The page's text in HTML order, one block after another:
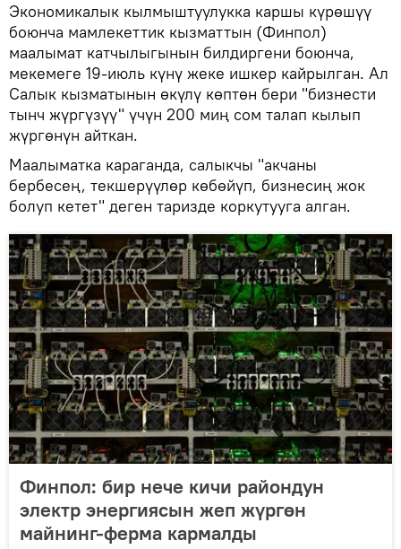
Экономикалык кылмыштуулукка каршы күрөшүү
боюнча мамлекеттик кызматтын (Финпол)
маалымат катчылыгынын билдиргени боюнча,
мекемеге 19-июль күнү жеке ишкер кайрылган. Ал
Салык кызматынын өкүлү көптөн бери "бизнести
тынч жүргүзүү" үчүн 200 миң сом талап кылып
жүргөнүн айткан.
Маалыматка караганда, салыкчы "акчаны
бербесең, текшерүүлөр көбөйүп, бизнесиң жок
болуп кетет" деген таризде коркутууга алган.
Финпол: бир нече кичи райондун
электр энергиясын жеп жүргөн
майнинг-ферма кармалды